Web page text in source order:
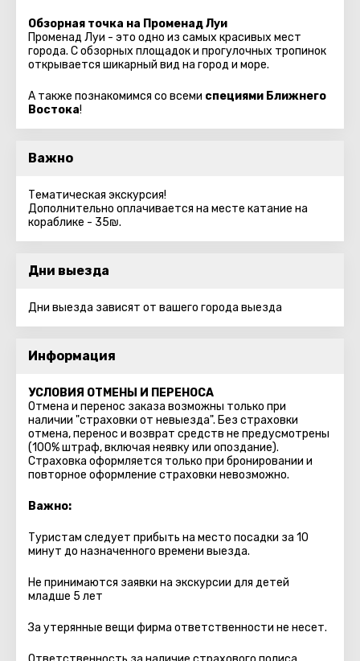
Обзорная точка на Променад Луи
Променад Луи - это одно из самых красивых мест
города. С обзорных площадок и прогулочных тропинок
открывается шикарный вид на город и море.
А также познакомимся со всеми специями Ближнего
Востока!
Важно
Тематическая экскурсия!
Дополнительно оплачивается на месте катание на
кораблике - 35₪.
Дни выезда
Дни выезда зависят от вашего города выезда
Информация
УСЛОВИЯ ОТМЕНЫ И ПЕРЕНОСА
Отмена и перенос заказа возможны только при
наличии "страховки от невыезда". Без страховки
отмена, перенос и возврат средств не предусмотрены
(100% штраф, включая неявку или опоздание).
Страховка оформляется только при бронировании и
повторное оформление страховки невозможно.
Важно:
Туристам следует прибыть на место посадки за 10
минут до назначенного времени выезда.
Не принимаются заявки на экскурсии для детей
младше 5 лет
За утерянные вещи фирма ответственности не несет.